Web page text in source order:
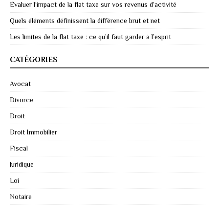
Évaluer l’impact de la flat taxe sur vos revenus d’activité
Quels éléments définissent la différence brut et net
Les limites de la flat taxe : ce qu’il faut garder à l’esprit
CATÉGORIES
Avocat
Divorce
Droit
Droit Immobilier
Fiscal
Juridique
Loi
Notaire